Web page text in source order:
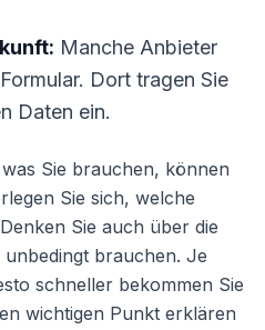
Manche Anbieter
Dort tragen Sie
Daten ein.
Sie brauchen, können
Sie sich, welche
Sie auch über die
brauchen. Je
schneller bekommen Sie
wichtigen Punkt erklären